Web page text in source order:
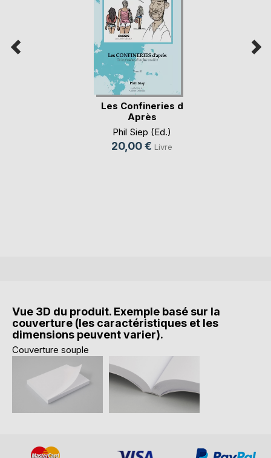
Les Confineries d
Après
Phil Siep (Ed.)
20,00 € Livre
Vue 3D du produit. Exemple basé sur la
couverture (les caractéristiques et les
dimensions peuvent varier).
Couverture souple